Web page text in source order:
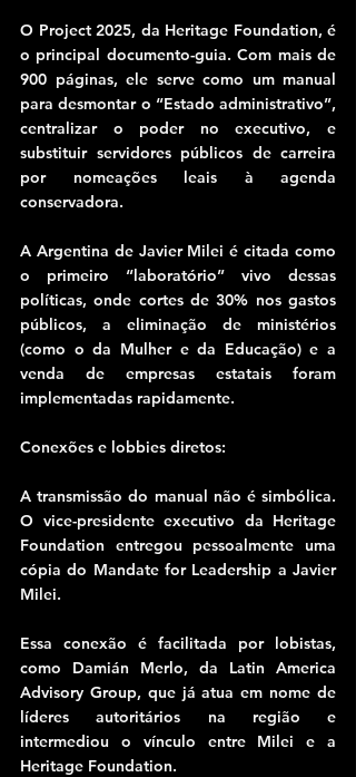
O Project 2025, da Heritage Foundation, é
o principal documento-guia. Com mais de
900 páginas, ele serve como um manual
para desmontar o “Estado administrativo”,
centralizar o poder no executivo, e
substituir servidores públicos de carreira
por nomeações leais à agenda
conservadora.
A Argentina de Javier Milei é citada como
o primeiro “laboratório” vivo dessas
políticas, onde cortes de 30% nos gastos
públicos, a eliminação de ministérios
(como o da Mulher e da Educação) e a
venda de empresas estatais foram
implementadas rapidamente.
Conexões e lobbies diretos:
A transmissão do manual não é simbólica.
O vice-presidente executivo da Heritage
Foundation entregou pessoalmente uma
cópia do Mandate for Leadership a Javier
Milei.
Essa conexão é facilitada por lobistas,
como Damián Merlo, da Latin America
Advisory Group, que já atua em nome de
líderes autoritários na região e
intermediou o vínculo entre Milei e a
Heritage Foundation.